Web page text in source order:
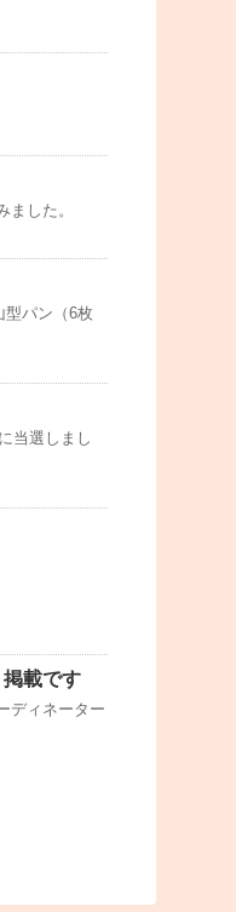
した。
パン（6枚
当選しまし
載です
ディネーター